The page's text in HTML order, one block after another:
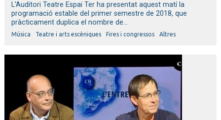
L'Auditori Teatre Espai Ter ha presentat aquest matí la
programació estable del primer semestre de 2018, que
pràcticament duplica el nombre de...
Música Teatre i arts escèniques Fires i congressos Altres